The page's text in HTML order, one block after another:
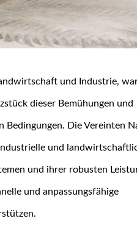
und Industrie,
dieser Bemühungen und
Bedingungen. Die Vereinten
und
und ihrer robusten
und anpassungsfähige